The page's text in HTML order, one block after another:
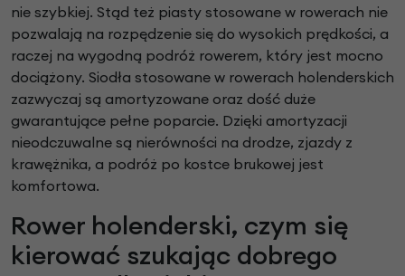
nie szybkiej. Stąd też piasty stosowane w rowerach nie
pozwalają na rozpędzenie się do wysokich prędkości, a
raczej na wygodną podróż rowerem, który jest mocno
dociążony. Siodła stosowane w rowerach holenderskich
zazwyczaj są amortyzowane oraz dość duże
gwarantujące pełne poparcie. Dzięki amortyzacji
nieodczuwalne są nierówności na drodze, zjazdy z
krawężnika, a podróż po kostce brukowej jest
komfortowa.
Rower holenderski, czym się
kierować szukając dobrego